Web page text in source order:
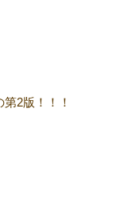
第2版！！！